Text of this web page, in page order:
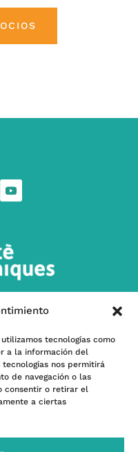
tecnologías como
a la información del
nos permitirá
de navegación o las
consentir o retirar el
a ciertas
Newsletter
por la Unión
|Financiado por el